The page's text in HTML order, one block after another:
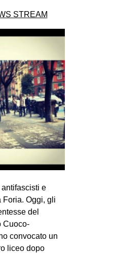
STREAM
e
Oggi, gli
del
Cuoco-
convocato un
liceo dopo